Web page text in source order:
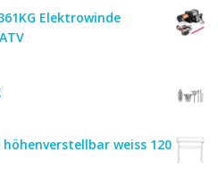
Elektrowinde
weiss 120